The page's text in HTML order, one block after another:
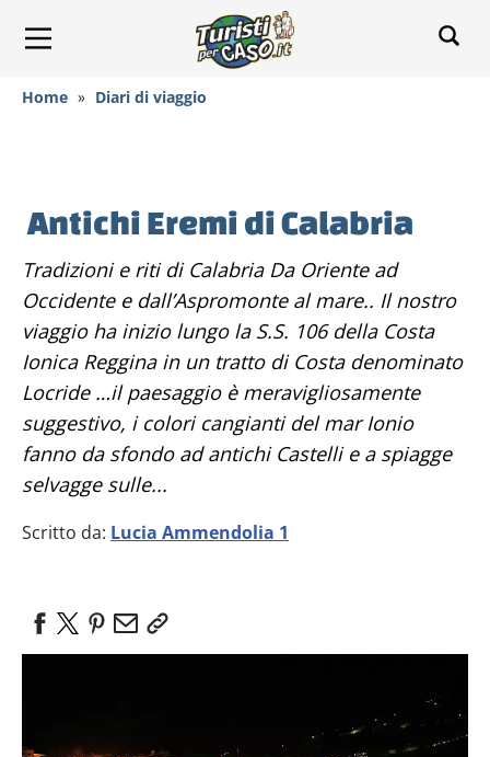
Home » Diari di viaggio
Antichi Eremi di Calabria
Tradizioni e riti di Calabria Da Oriente ad
Occidente e dall’Aspromonte al mare.. Il nostro
viaggio ha inizio lungo la S.S. 106 della Costa
Ionica Reggina in un tratto di Costa denominato
Locride …il paesaggio è meravigliosamente
suggestivo, i colori cangianti del mar Ionio
fanno da sfondo ad antichi Castelli e a spiagge
selvagge sulle...
Scritto da: Lucia Ammendolia 1